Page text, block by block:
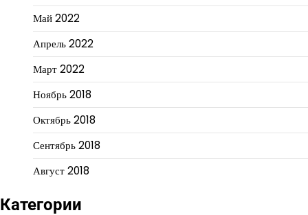
Май 2022
Апрель 2022
Март 2022
Ноябрь 2018
Октябрь 2018
Сентябрь 2018
Август 2018
Категории